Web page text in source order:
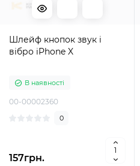
Шлейф кнопок звук і
вібро iPhone X
В наявності
00-00002360
0
157грн.